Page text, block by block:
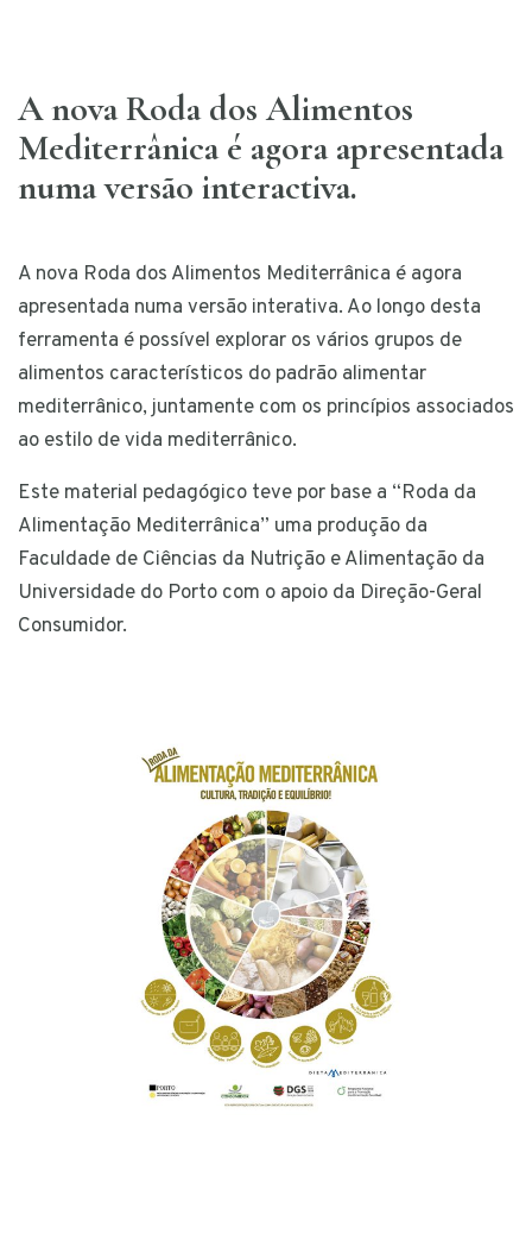
A nova Roda dos Alimentos
Mediterrânica é agora apresentada
numa versão interactiva.
A nova Roda dos Alimentos Mediterrânica é agora
apresentada numa versão interativa. Ao longo desta
ferramenta é possível explorar os vários grupos de
alimentos característicos do padrão alimentar
mediterrânico, juntamente com os princípios associados
ao estilo de vida mediterrânico.
Este material pedagógico teve por base a “Roda da
Alimentação Mediterrânica” uma produção da
Faculdade de Ciências da Nutrição e Alimentação da
Universidade do Porto com o apoio da Direção-Geral
Consumidor.